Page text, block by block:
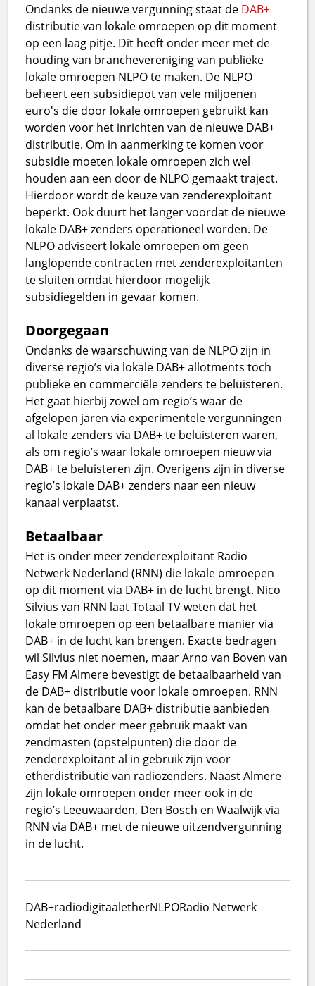
Ondanks de nieuwe vergunning staat de DAB+
distributie van lokale omroepen op dit moment
op een laag pitje. Dit heeft onder meer met de
houding van branchevereniging van publieke
lokale omroepen NLPO te maken. De NLPO
beheert een subsidiepot van vele miljoenen
euro's die door lokale omroepen gebruikt kan
worden voor het inrichten van de nieuwe DAB+
distributie. Om in aanmerking te komen voor
subsidie moeten lokale omroepen zich wel
houden aan een door de NLPO gemaakt traject.
Hierdoor wordt de keuze van zenderexploitant
beperkt. Ook duurt het langer voordat de nieuwe
lokale DAB+ zenders operationeel worden. De
NLPO adviseert lokale omroepen om geen
langlopende contracten met zenderexploitanten
te sluiten omdat hierdoor mogelijk
subsidiegelden in gevaar komen.
Doorgegaan
Ondanks de waarschuwing van de NLPO zijn in
diverse regio’s via lokale DAB+ allotments toch
publieke en commerciële zenders te beluisteren.
Het gaat hierbij zowel om regio’s waar de
afgelopen jaren via experimentele vergunningen
al lokale zenders via DAB+ te beluisteren waren,
als om regio’s waar lokale omroepen nieuw via
DAB+ te beluisteren zijn. Overigens zijn in diverse
regio’s lokale DAB+ zenders naar een nieuw
kanaal verplaatst.
Betaalbaar
Het is onder meer zenderexploitant Radio
Netwerk Nederland (RNN) die lokale omroepen
op dit moment via DAB+ in de lucht brengt. Nico
Silvius van RNN laat Totaal TV weten dat het
lokale omroepen op een betaalbare manier via
DAB+ in de lucht kan brengen. Exacte bedragen
wil Silvius niet noemen, maar Arno van Boven van
Easy FM Almere bevestigt de betaalbaarheid van
de DAB+ distributie voor lokale omroepen. RNN
kan de betaalbare DAB+ distributie aanbieden
omdat het onder meer gebruik maakt van
zendmasten (opstelpunten) die door de
zenderexploitant al in gebruik zijn voor
etherdistributie van radiozenders. Naast Almere
zijn lokale omroepen onder meer ook in de
regio’s Leeuwaarden, Den Bosch en Waalwijk via
RNN via DAB+ met de nieuwe uitzendvergunning
in de lucht.
DAB+radiodigitaaletherNLPORadio Netwerk
Nederland